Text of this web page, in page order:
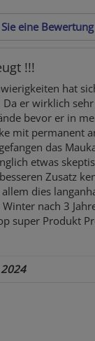
eine Bewertung
!!!
hat
er wirklich
bevor er in
mit permanent
das
etwas
Zusatz
dies
nach 3
super Produkt